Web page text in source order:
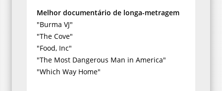
Melhor documentário de longa-metragem
"Burma VJ"
"The Cove"
"Food, Inc"
"The Most Dangerous Man in America"
"Which Way Home"